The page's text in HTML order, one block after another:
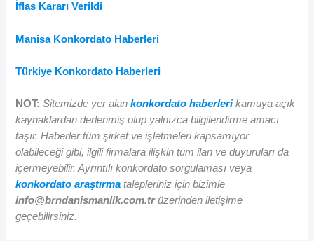
İflas Kararı Verildi
Manisa Konkordato Haberleri
Türkiye Konkordato Haberleri
NOT:Sitemizde yer alankonkordato haberlerikamuya açık
kaynaklardan derlenmiş olup yalnızca bilgilendirme amacı
taşır. Haberler tüm şirket ve işletmeleri kapsamıyor
olabileceği gibi, ilgili firmalara ilişkin tüm ilan ve duyuruları da
içermeyebilir. Ayrıntılı konkordato sorgulaması veya
konkordato araştırma talepleriniz için bizimle
info@brndanismanlik.com.trüzerinden iletişime
geçebilirsiniz.